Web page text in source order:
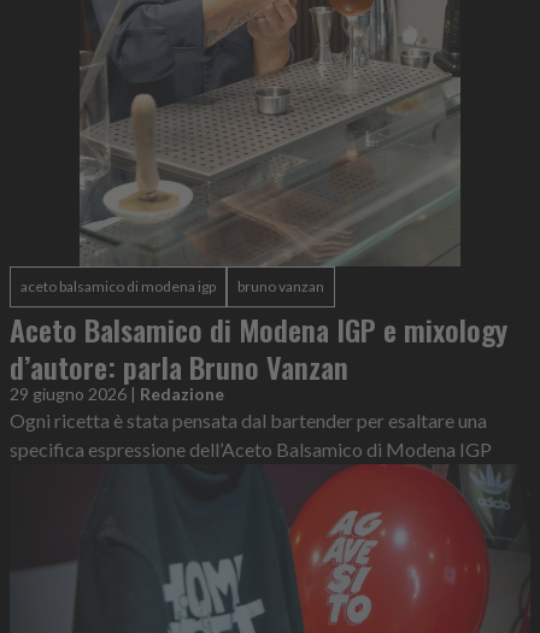
aceto balsamico di modena igp bruno vanzan
Aceto Balsamico di Modena IGP e mixology
d’autore: parla Bruno Vanzan
29 giugno 2026 | Redazione
Ogni ricetta è stata pensata dal bartender per esaltare una
specifica espressione dell’Aceto Balsamico di Modena IGP